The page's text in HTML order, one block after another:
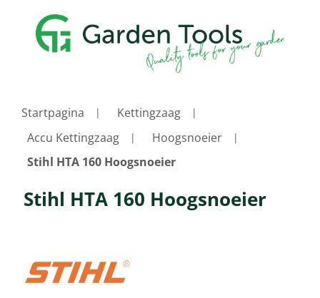
Startpagina
Kettingzaag
Accu Kettingzaag
Hoogsnoeier
Stihl HTA 160 Hoogsnoeier
Stihl HTA 160 Hoogsnoeier